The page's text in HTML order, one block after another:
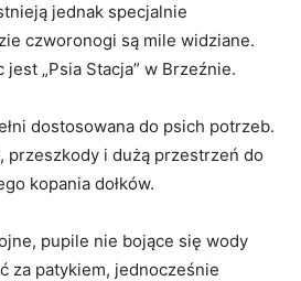
jednak specjalnie
czworonogi są mile widziane.
„Psia Stacja” w Brzeźnie.
dostosowana do psich potrzeb.
przeszkody i dużą przestrzeń do
kopania dołków.
pupile nie bojące się wody
za patykiem, jednocześnie